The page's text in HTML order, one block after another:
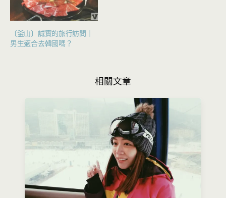
〔釜山〕誠實的旅行訪問｜
男生適合去韓國嗎？
相關文章